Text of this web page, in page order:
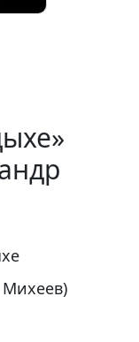
Михеев)